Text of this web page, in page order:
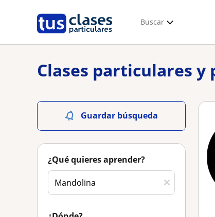
Buscar
Clases particulares
Guardar búsqueda
¿Qué quieres aprender?